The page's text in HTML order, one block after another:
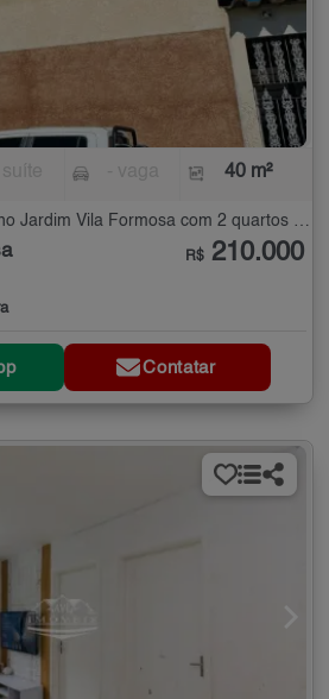
40 m²
Apartamento à Venda no Jardim Vila Formosa com 2 quartos - 40 m²
R$ 210.000
Contatar